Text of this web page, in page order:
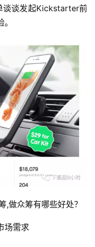
谈谈发起Kickstarter前
,做众筹有哪些好处？
场需求